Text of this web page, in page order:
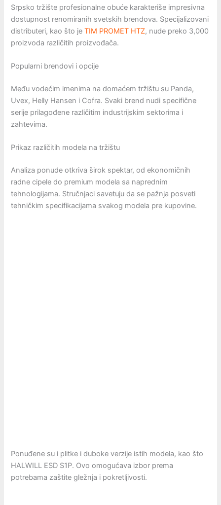
Srpsko tržište profesionalne obuće karakteriše impresivna
dostupnost renomiranih svetskih brendova. Specijalizovani
distributeri, kao što jeTIM PROMET HTZ, nude preko 3,000
proizvoda različitih proizvođača.
Popularni brendovi i opcije
Među vodećim imenima na domaćem tržištu su Panda,
Uvex, Helly Hansen i Cofra. Svaki brend nudi specifične
serije prilagođene različitim industrijskim sektorima i
zahtevima.
Prikaz različitih modela na tržištu
Analiza ponude otkriva širok spektar, od ekonomičnih
radne cipele do premium modela sa naprednim
tehnologijama. Stručnjaci savetuju da se pažnja posveti
tehničkim specifikacijama svakog modela pre kupovine.
Ponuđene su i plitke i duboke verzije istih modela, kao što
HALWILL ESD S1P. Ovo omogućava izbor prema
potrebama zaštite gležnja i pokretljivosti.